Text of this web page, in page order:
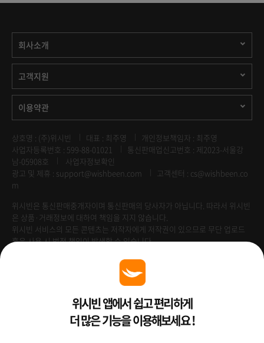
회사소개
고객지원
이용약관
상호명 : (주)위시빈 대표 : 최주영
개인정보책임자 : 최주영
사업자등록번호 : 599-88-01021
통신판매업신고번호 : 제2023-서울강
남-05908호
사업자정보확인
광고 및 제휴 : support@wishbeen.com
고객센터 : cs@wishbeen.co
m
위시빈은 통신판매중개자이며 통신판매의 당사자가 아닙니다. 따라서 위시빈
은 상품·거래정보에 대하여 책임을 지지 않습니다.
위시빈 서비스의 모든 콘텐츠는 저작자에게 저작권이 있으므로 무단 업로드
혹은 사용 시 법적 책임이 발생할 수 있습니다.
Venture Enterprise위시빈 앱에서 쉽고 편리하게
더 많은 기능을 이용해보세요 !